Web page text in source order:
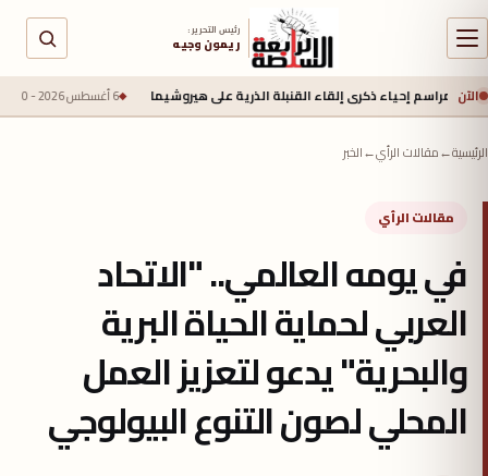
رئيس التحرير :
ريمون وجيه
الآنذكرى إلقاء القنبلة الذرية على هيروشيما 6 أغسطس 2026 - 6:50 ص جيش الاحتلال
الرئيسية←مقالات الرأي←الخبر
مقالات الرأي
في يومه العالمي.. "الاتحاد
العربي لحماية الحياة البرية
والبحرية" يدعو لتعزيز العمل
المحلي لصون التنوع البيولوجي